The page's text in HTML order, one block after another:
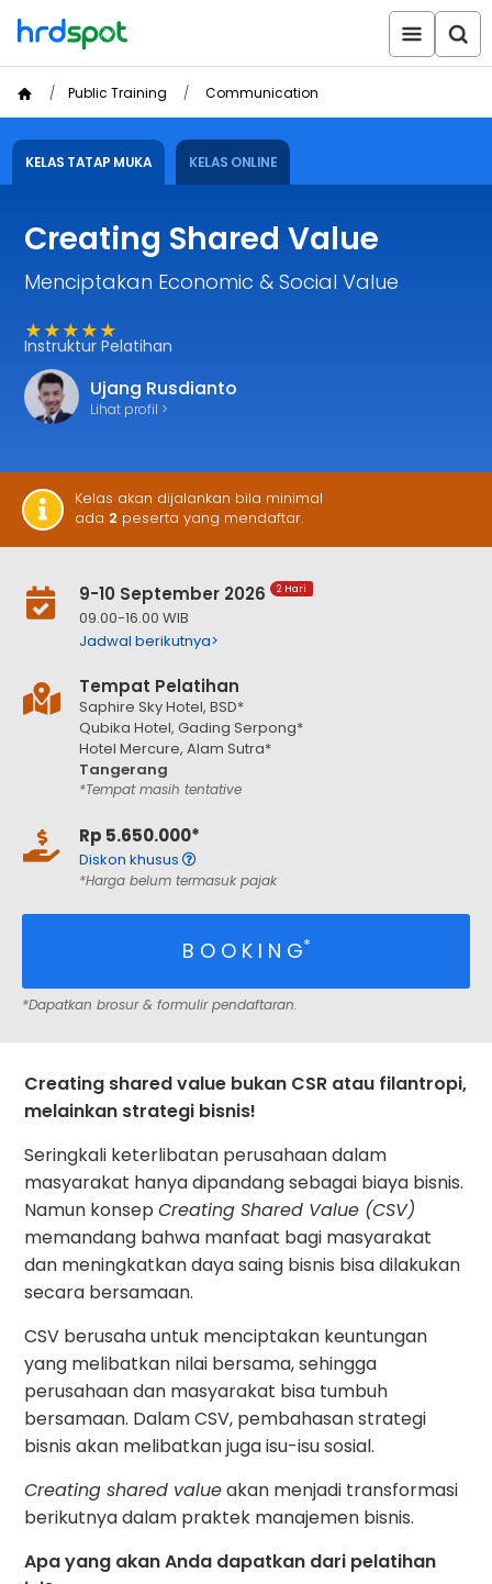
Public Training Communication
KELAS TATAP MUKA KELAS ONLINE
Creating Shared Value
Menciptakan Economic & Social Value
★★★★★
Instruktur Pelatihan
Ujang Rusdianto
Lihat profil >
Kelas akan dijalankan bila minimal
ada 2 peserta yang mendaftar.
9-10 September 2026 2 Hari
09.00-16.00 WIB
Jadwal berikutnya>
Tempat Pelatihan
Saphire Sky Hotel, BSD*
Qubika Hotel, Gading Serpong*
Hotel Mercure, Alam Sutra*
Tangerang
*Tempat masih tentative
Rp 5.650.000*
Diskon khusus
*Harga belum termasuk pajak
B O O K I N G*
*Dapatkan brosur & formulir pendaftaran.
Creating shared value bukan CSR atau filantropi,
melainkan strategi bisnis!
Seringkali keterlibatan perusahaan dalam
masyarakat hanya dipandang sebagai biaya bisnis.
Namun konsepCreating Shared Value (CSV)
memandang bahwa manfaat bagi masyarakat
dan meningkatkan daya saing bisnis bisa dilakukan
secara bersamaan.
CSV berusaha untuk menciptakan keuntungan
yang melibatkan nilai bersama, sehingga
perusahaan dan masyarakat bisa tumbuh
bersamaan. Dalam CSV, pembahasan strategi
bisnis akan melibatkan juga isu-isu sosial.
Creating shared valueakan menjadi transformasi
berikutnya dalam praktek manajemen bisnis.
Apa yang akan Anda dapatkan dari pelatihan